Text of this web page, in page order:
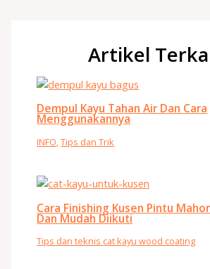
Artikel
Dempul Kayu Tahan Air Dan Cara
Menggunakannya
INFO,Tips dan Trik
Cara Finishing Kusen Pintu
Dan Mudah Diikuti
Tips dan teknis cat kayu wood coating